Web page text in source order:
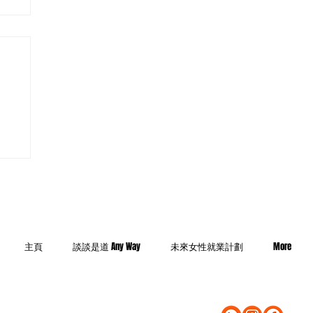
主頁 談談是道 Any Way 未來女性就業計劃 More